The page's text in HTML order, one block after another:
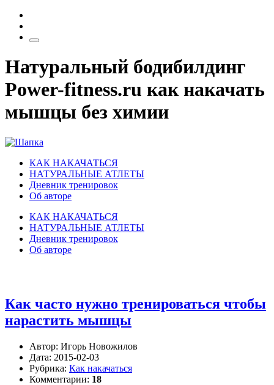
Натуральный бодибилдинг
Power-fitness.ru как накачать
мышцы без химии
КАК НАКАЧАТЬСЯ
НАТУРАЛЬНЫЕ АТЛЕТЫ
Дневник тренировок
Об авторе
КАК НАКАЧАТЬСЯ
НАТУРАЛЬНЫЕ АТЛЕТЫ
Дневник тренировок
Об авторе
Как часто нужно тренироваться чтобы
нарастить мышцы
Автор: Игорь Новожилов
Дата: 2015-02-03
Рубрика: Как накачаться
Комментарии: 18